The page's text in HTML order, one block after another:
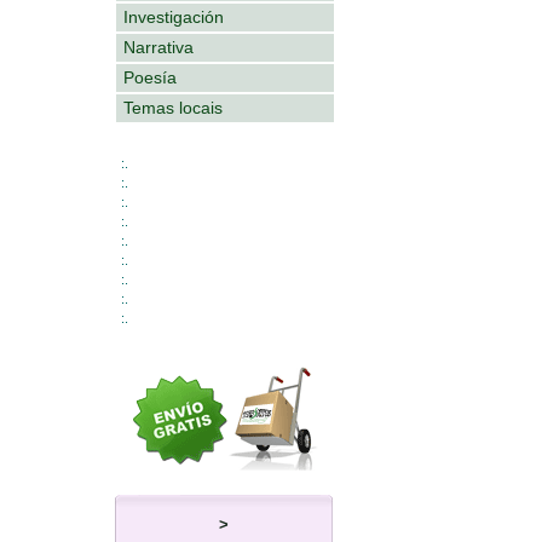
Investigación
Narrativa
Poesía
Temas locais
:.
:.
:.
:.
:.
:.
:.
:.
:.
>